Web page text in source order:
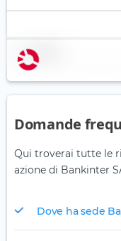
Nome
Domande
Qui troverai tutte le
azione di Bankinter
Dove ha sede